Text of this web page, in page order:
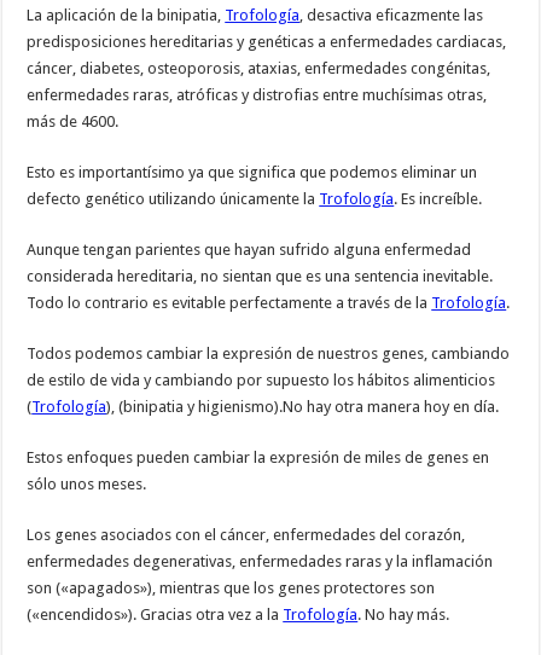
La aplicación de la binipatia, Trofología, desactiva eficazmente las
predisposiciones hereditarias y genéticas a enfermedades cardiacas,
cáncer, diabetes, osteoporosis, ataxias, enfermedades congénitas,
enfermedades raras, atróficas y distrofias entre muchísimas otras,
más de 4600.
Esto es importantísimo ya que significa que podemos eliminar un
defecto genético utilizando únicamente la Trofología. Es increíble.
Aunque tengan parientes que hayan sufrido alguna enfermedad
considerada hereditaria, no sientan que es una sentencia inevitable.
Todo lo contrario es evitable perfectamente a través de la Trofología.
Todos podemos cambiar la expresión de nuestros genes, cambiando
de estilo de vida y cambiando por supuesto los hábitos alimenticios
(Trofología), (binipatia y higienismo).No hay otra manera hoy en día.
Estos enfoques pueden cambiar la expresión de miles de genes en
sólo unos meses.
Los genes asociados con el cáncer, enfermedades del corazón,
enfermedades degenerativas, enfermedades raras y la inflamación
son («apagados»), mientras que los genes protectores son
(«encendidos»). Gracias otra vez a la Trofología. No hay más.